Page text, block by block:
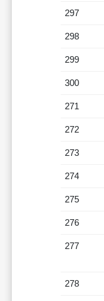
297
298
299
300
271
272
273
274
275
276
277
278